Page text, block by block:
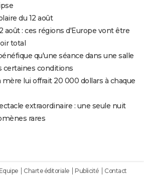
du 12 août
août : ces régions d'Europe vont être
total
qu'une séance dans une salle
certaines conditions
mère lui offrait 20 000 dollars à chaque
extraordinaire : une seule nuit
rares
Equipe Charte éditoriale Publicité
Contact